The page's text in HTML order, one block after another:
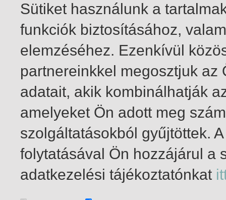
1-11 / insgesamt 11 Treffer
Sütiket használunk a
funkciók biztosításához,
elemzéséhez. Ezenkívül
partnereinkkel megosztjuk
adatait, akik kombinálhatják
amelyeket Ön adott meg
szolgáltatásokból gyűjtöttek.
folytatásával Ön hozzájárul a
adatkezelési tájékoztatónkat